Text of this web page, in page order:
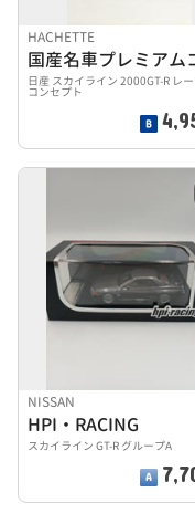
HACHETTE
日産 スカイライン 2000GT-R レ
コンセプト
NISSAN
HPI・RACING
スカイライン GT-R グループA